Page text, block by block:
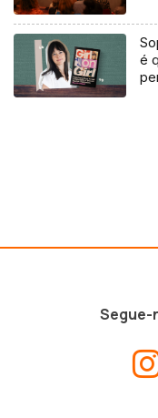
é
Segue-